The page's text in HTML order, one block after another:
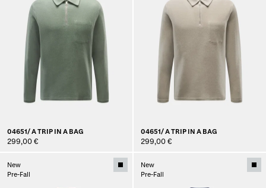
04651/ A TRIP IN A BAG
299,00 €
04651/ A TRIP IN A BAG
299,00 €
New
Pre-Fall
New
Pre-Fall